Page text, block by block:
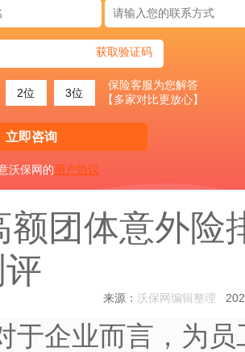
获取验证码
2位 3位
保险客服为您解答
【多家对比更放心】
立即咨询
沃保网的 用户协议
额团体意外险
来源： 沃保网编辑整理
于企业而言，为